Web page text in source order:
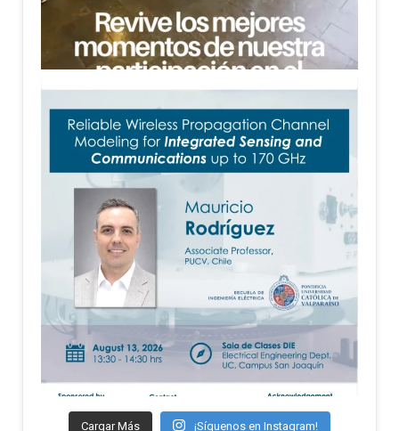
Cargar Más ¡Síguenos en Instagram!